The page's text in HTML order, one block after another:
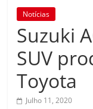
Ensaios
Automóvel
em
Português
Notícias
Suzuki
SUV
Toyota
Julho 11, 2020